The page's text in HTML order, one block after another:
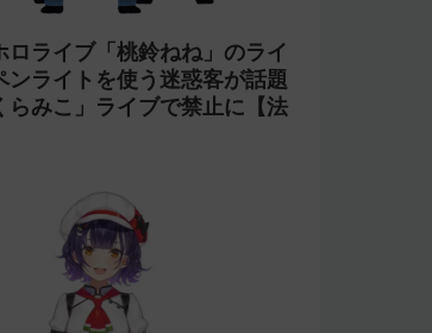
ロライブ「桃鈴ねね」のライ
ンライトを使う迷惑客が話題
みこ」ライブで禁止に【法